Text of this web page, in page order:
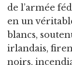
de l’armée
en un
blancs,
irlandais,
noirs,